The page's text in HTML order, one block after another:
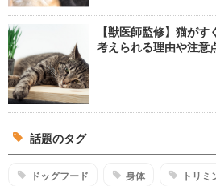
【獣医師監修】猫が
考えられる理由や注
話題のタグ
ドッグフード 身体 トリミ